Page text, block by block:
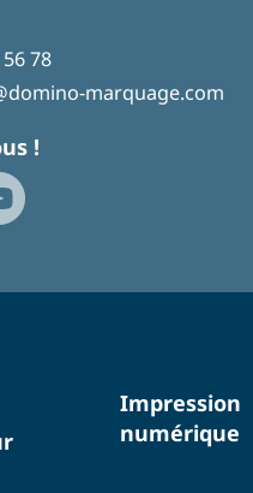
78
marquage.com
!
Impression
numérique